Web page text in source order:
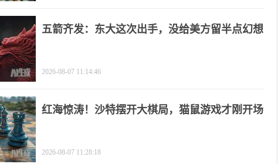
五箭齐发：东大这次出手，没给美方留半点幻想
2026-08-07 11:14:46
红海惊涛！沙特摆开大棋局，猫鼠游戏才刚开场
2026-08-07 11:28:18